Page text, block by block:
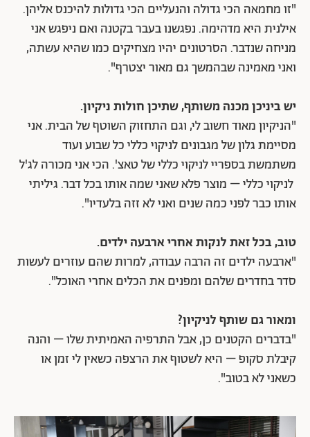
"זו מחמאה הכי גדולה והנעליים הכי גדולות להיכנס אליהן.
אילנית היא מדהימה. נפגשנו בעבר בקטנה ואם ניפגש אני
מניחה שנדבר. הסרטונים יהיו מצחיקים כמו שהיא עשתה,
ואני מאמינה שבהמשך גם מאור יצטרף".
יש ביניכן מכנה משותף, שתיכן חולות ניקיון.
"הניקיון מאוד חשוב לי, וגם התחזוק השוטף של הבית. אני
מסיימת גלון של מגבונים לניקוי כללי כל שבוע ועוד
משתמשת בספריי לניקוי כללי של טאצ'. הכי אני מכורה לג'ל
לניקוי כללי – מוצר פלא שאני שמה אותו בכל דבר. גיליתי
אותו כבר לפני כמה שנים ואני לא זזה בלעדיו".
טוב, בכל זאת לנקות אחרי ארבעה ילדים.
"ארבעה ילדים זה הרבה עבודה, למרות שהם עוזרים לעשות
סדר בחדרים שלהם ומפנים את הכלים אחרי האוכל".
ומאור גם שותף לניקיון?
"בדברים הקטנים כן, אבל התרפיה האמיתית שלו – והנה
קיבלת סקופ – היא לשטוף את הרצפה כשאין לי זמן או
כשאני לא בטוב".